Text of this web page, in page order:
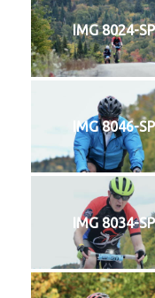
IMG 8024-SP
IMG 8046-SP
IMG 8034-SP